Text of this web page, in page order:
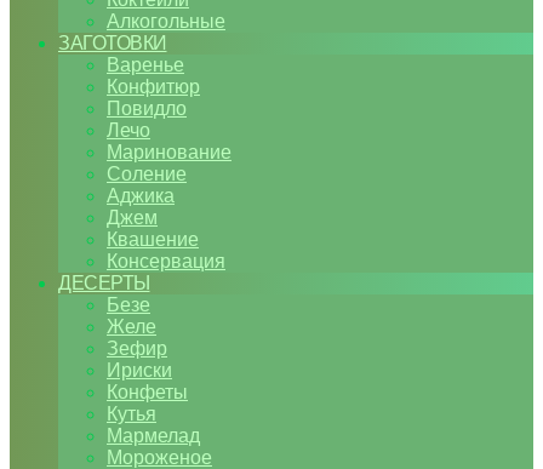
Алкогольные
ЗАГОТОВКИ
Варенье
Конфитюр
Повидло
Лечо
Маринование
Соление
Аджика
Джем
Квашение
Консервация
ДЕСЕРТЫ
Безе
Желе
Зефир
Ириски
Конфеты
Кутья
Мармелад
Мороженое